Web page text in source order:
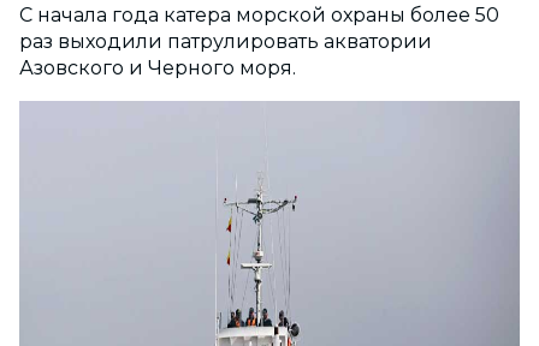
С начала года катера морской охраны более 50
раз выходили патрулировать акватории
Азовского и Черного моря.